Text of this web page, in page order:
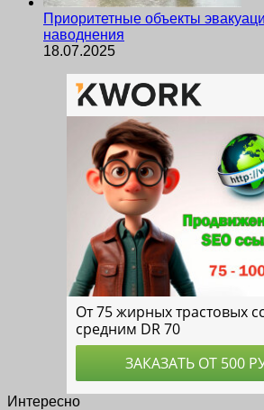
Приоритетные объекты
наводнения
18.07.2025
Интересно